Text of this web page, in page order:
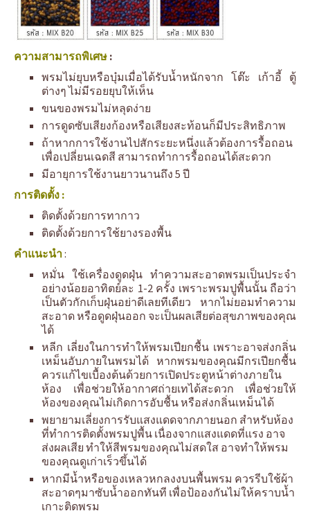
ความสามารถพิเศษ :
พรมไม่ยุบหรือบุ๋มเมื่อได้รับน้ำหนักจาก โต๊ะ เก้าอี้ ตู้
ต่างๆ ไม่มีรอยยุบให้เห็น
ขนของพรมไม่หลุดง่าย
การดูดซับเสียงก้องหรือเสียงสะท้อนก็มีประสิทธิภาพ
ถ้าหากการใช้งานไปสักระยะหนึ่งแล้วต้องการรื้อถอน
เพื่อเปลี่ยนเฉดสี สามารถทำการรื้อถอนได้สะดวก
มีอายุการใช้งานยาวนานถึง 5 ปี
การติดตั้ง :
ติดตั้งด้วยการทากาว
ติดตั้งด้วยการใช้ยางรองพื้น
คำแนะนำ:
หมั่น ใช้เครื่องดูดฝุ่น ทำความสะอาดพรมเป็นประจำ
อย่างน้อยอาทิตย์ละ 1-2 ครั้ง เพราะพรมปูพื้นนั้น ถือว่า
เป็นตัวกักเก็บฝุ่นอย่าดีเลยทีเดียว หากไม่ยอมทำความ
สะอาด หรือดูดฝุ่นออก จะเป็นผลเสียต่อสุขภาพของคุณ
ได้
หลีก เลี่ยงในการทำให้พรมเปียกชื้น เพราะอาจส่งกลิ่น
เหม็นอับภายในพรมได้ หากพรมของคุณมีกรเปียกชื้น
ควรแก้ไขเบื้องต้นด้วยการเปิดประตูหน้าต่างภายใน
ห้อง เพื่อช่วยให้อากาศถ่ายเทได้สะดวก เพื่อช่วยให้
ห้องของคุณไม่เกิดการอับชื้น หรือส่งกลิ่นเหม็นได้
พยายามเลี่ยงการรับแสงแดดจากภายนอก สำหรับห้อง
ที่ทำการติดตั้งพรมปูพื้น เนื่องจากแสงแดดที่แรง อาจ
ส่งผลเสีย ทำให้สีพรมของคุณไม่สดใส อาจทำให้พรม
ของคุณดูเก่าเร็วขึ้นได้
หากมีน้ำหรือของเหลวหกลงงบนพื้นพรม ควรรีบใช้ผ้า
สะอาดๆมาซับน้ำออกทันที เพื่อป้อองกันไม่ให้คราบน้ำ
เกาะติดพรม